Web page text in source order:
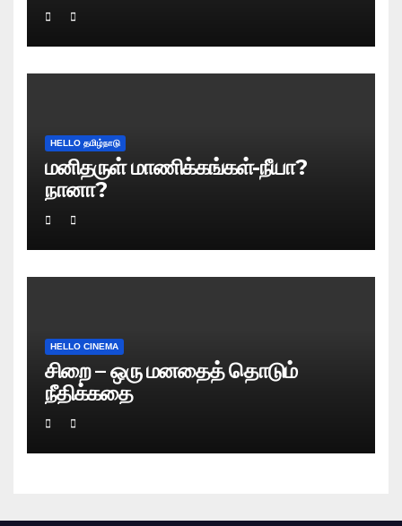
HELLO தமிழ்நாடு
மனிதருள் மாணிக்கங்கள்-நீயா?
நானா?
HELLO CINEMA
சிறை – ஒரு மனதைத் தொடும்
நீதிக்கதை